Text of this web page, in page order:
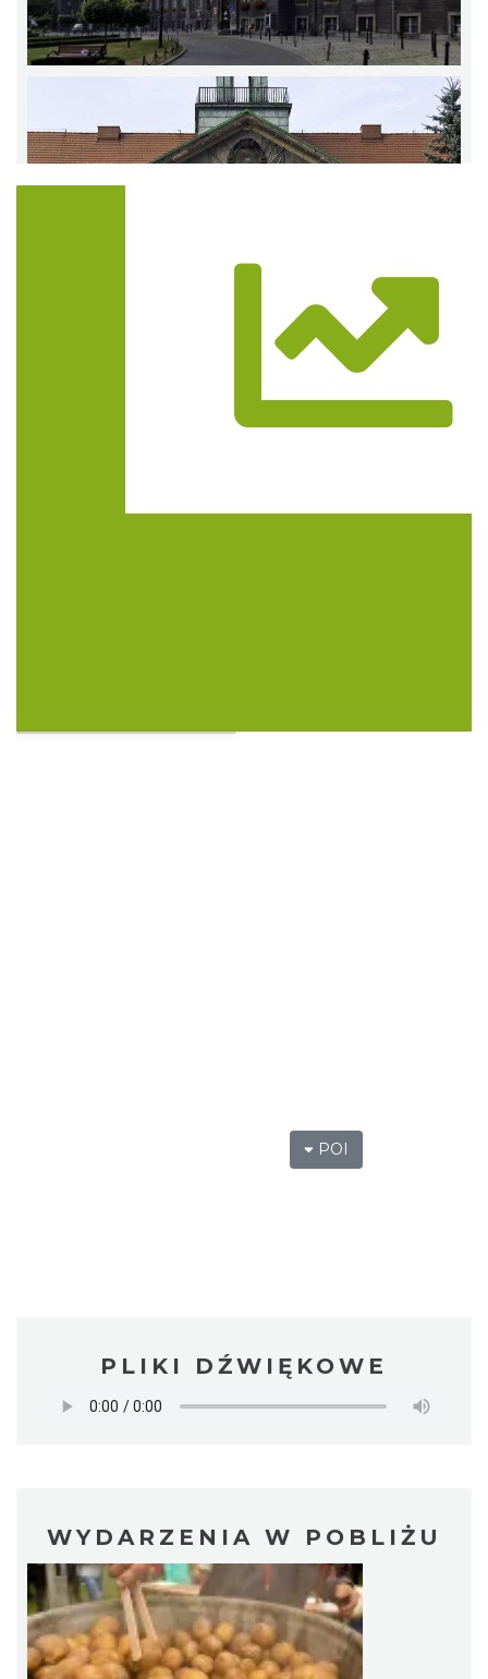
POI
Trasa
PLIKI DŹWIĘKOWE
WYDARZENIA W POBLIŻU